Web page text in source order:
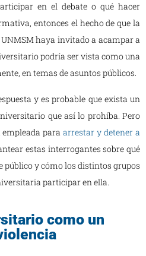
en el debate o qué hacer
entonces el hecho de que la
haya invitado a acampar a
podría ser vista como una
en temas de asuntos públicos.
y es probable que exista un
que así lo prohíba. Pero
empleada para arrestar y detener a
estas interrogantes sobre qué
público y cómo los distintos grupos
participar en ella.
como un